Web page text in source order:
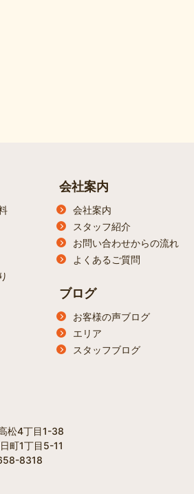
会社案内
会社案内
スタッフ紹介
お問い合わせからの流れ
よくあるご質問
ブログ
お客様の声ブログ
エリア
スタッフブログ
松4丁目1-38​
町1丁目5-11
8318